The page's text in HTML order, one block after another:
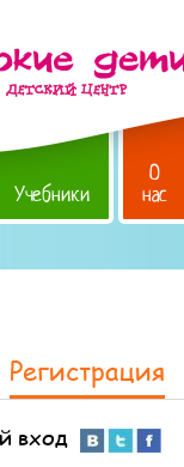
Учебники
О
нас
Регистрация
вход